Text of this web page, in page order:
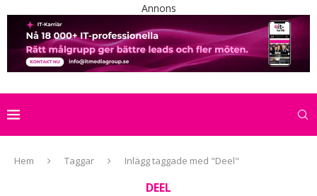
Annons
Hem Taggar Inlägg taggade med "Deel"
DEEL